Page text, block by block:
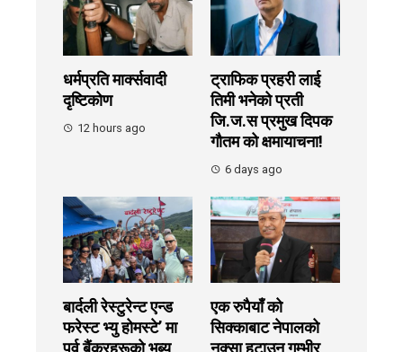
धर्मप्रति मार्क्सवादी
दृष्टिकोण
12 hours ago
ट्राफिक प्रहरी लाई
तिमी भनेको प्रती
जि.ज.स प्रमुख दिपक
गौतम को क्षमायाचना!
6 days ago
बार्दली रेस्टुरेन्ट एन्ड
फरेस्ट भ्यु होमस्टे’ मा
एक रुपैयाँ को
सिक्काबाट नेपालको